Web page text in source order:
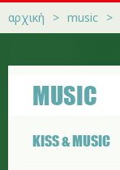
αρχική music
MUSIC
KISS & MUSIC